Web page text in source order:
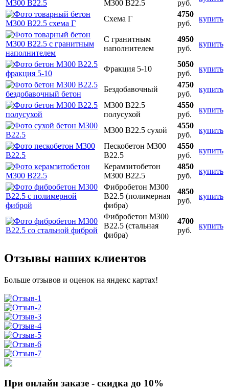
М300 В22.5 руб.
Схема Г
4750
руб.
купить
С гранитным
наполнителем
4950
руб.
купить
Фракция 5-10
5050
руб.
купить
Бездобавочный
4750
руб.
купить
М300 В22.5
полусухой
4550
руб.
купить
М300 В22.5 сухой
4550
руб.
купить
Пескобетон М300
В22.5
4550
руб.
купить
Керамзитобетон
М300 В22.5
4850
руб.
купить
Фибробетон М300
В22.5 (полимерная
фибра)
4850
руб.
купить
Фибробетон М300
В22.5 (стальная
фибра)
4700
руб.
купить
Отзывы наших клиентов
Больше отзывов и оценок на яндекс картах!
При онлайн заказе - скидка до 10%